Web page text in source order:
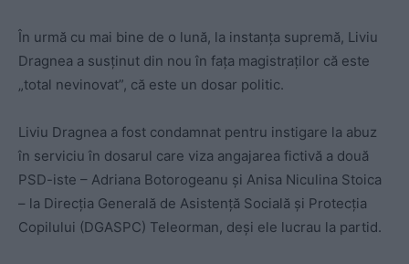
În urmă cu mai bine de o lună, la instanța supremă, Liviu
Dragnea a susținut din nou în fața magistraților că este
„total nevinovat”, că este un dosar politic.
Liviu Dragnea a fost condamnat pentru instigare la abuz
în serviciu în dosarul care viza angajarea fictivă a două
PSD-iste – Adriana Botorogeanu şi Anisa Niculina Stoica
– la Direcția Generală de Asistență Socială și Protecția
Copilului (DGASPC) Teleorman, deși ele lucrau la partid.